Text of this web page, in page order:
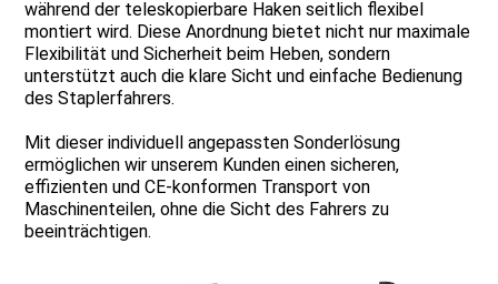
während der teleskopierbare Haken seitlich flexibel
montiert wird. Diese Anordnung bietet nicht nur maximale
Flexibilität und Sicherheit beim Heben, sondern
unterstützt auch die klare Sicht und einfache Bedienung
des Staplerfahrers.
Mit dieser individuell angepassten Sonderlösung
ermöglichen wir unserem Kunden einen sicheren,
effizienten und CE-konformen Transport von
Maschinenteilen, ohne die Sicht des Fahrers zu
beeinträchtigen.